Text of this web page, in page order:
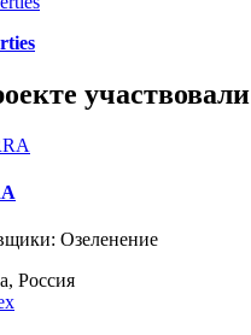
участвовали
Озеленение
Россия